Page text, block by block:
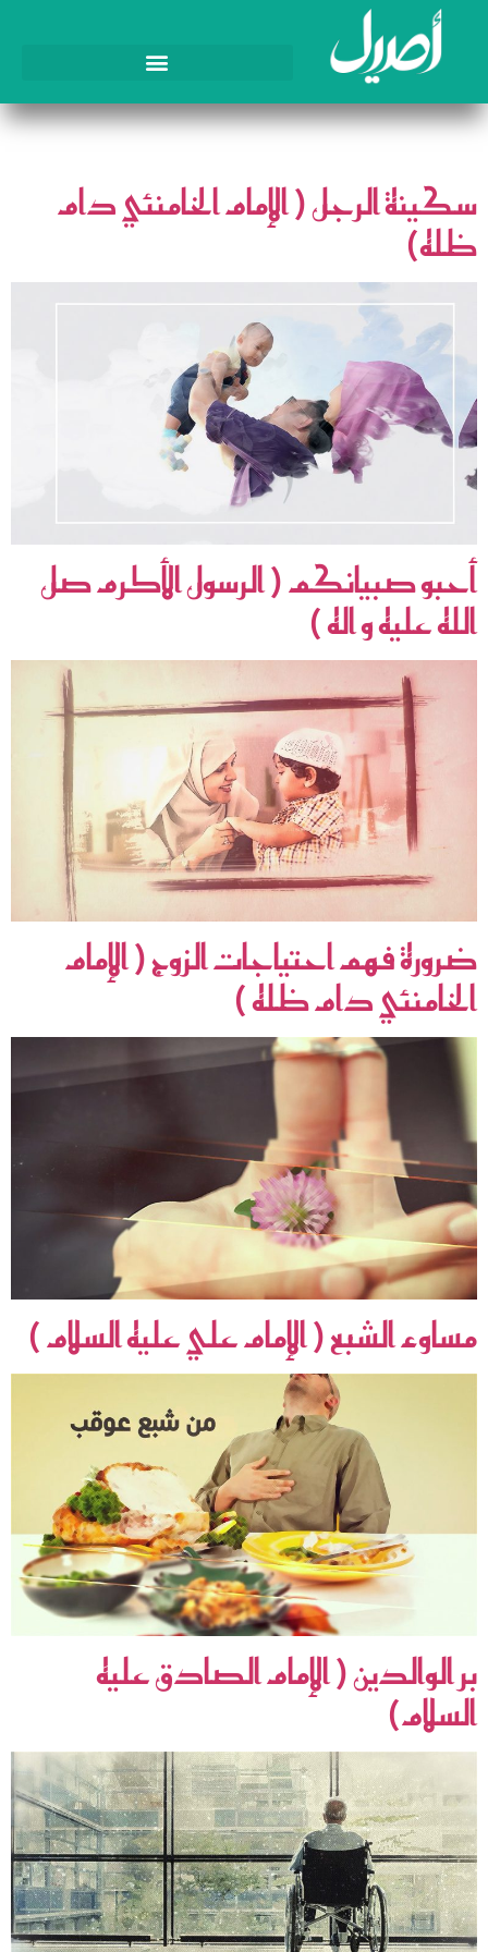
الوسم:مفاتيح الحياة
سكينة الرجل ( الإمام الخامنئي دام
ظله)
أحبو صبيانكم ( الرسول الأكرم صل
الله عليه و اله )
ضرورة فهم احتياجات الزوج ( الإمام
الخامنئي دام ظله )
مساوء الشبع ( الإمام علي عليه السلام )
بر الوالدين ( الإمام الصادق عليه
السلام)